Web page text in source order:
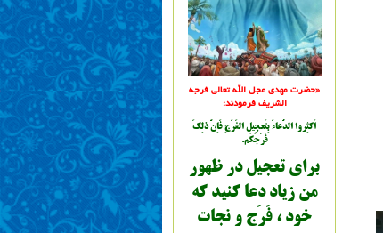
«حضرت مهدي عجل الله تعالی فرجه
الشریف فرمودند:
اَكثِروا الدُّعاءَ بِتَعجِيل الفَرَجِ فَاِنَّ ذلِكَ
فَرَجُكُم.
براي تعجيل در ظهور
من زياد دعا کنيد که
خود ، فَرَج و نجات